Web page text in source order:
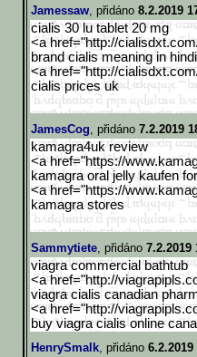
Jamessaw, přidáno 8.2.2019
cialis 30 lu tablet 20 mg
<a href="http://
brand cialis meaning in hindi
<a href="http://
cialis prices uk
JamesCog, přidáno 7.2.2019
kamagra4uk review
<a href="https://
kamagra oral jelly kaufen
<a href="https://
kamagra stores
Sammytiete, přidáno 7.2.2019
viagra commercial bathtub
<a href="http://
viagra cialis canadian
<a href="http://
buy viagra cialis online
HenrySmalk, přidáno 6.2.2019